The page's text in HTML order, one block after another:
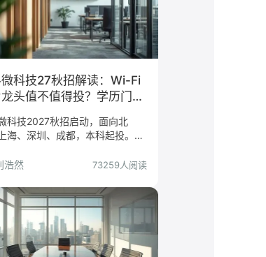
科技27秋招解读：Wi-Fi
头值不值得投？学历门槛
科技2027秋招启动，面向北
海、深圳、成都，本科起投。算
传Wi-Fi出货量第一，技术成长
，但学历分层明显。本文帮你判
值得投递。
浩然 73259人阅读